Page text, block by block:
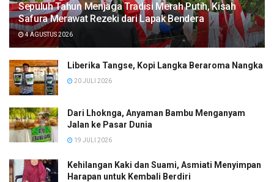
Sepuluh Tahun Menjaga Tradisi Merah Putih, Kisah
Safura Merawat Rezeki dari Lapak Bendera
4 AGUSTUS 2026
Liberika Tangse, Kopi Langka Beraroma Nangka
20 JULI 2026
Dari Lhoknga, Anyaman Bambu Menganyam
Jalan ke Pasar Dunia
19 JULI 2026
Kehilangan Kaki dan Suami, Asmiati Menyimpan
Harapan untuk Kembali Berdiri